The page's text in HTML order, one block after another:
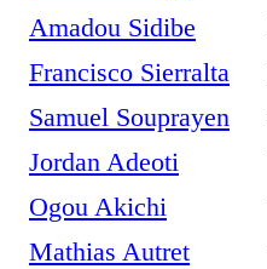
Amadou Sidibe
Francisco Sierralta
Samuel Souprayen
Jordan Adeoti
Ogou Akichi
Mathias Autret